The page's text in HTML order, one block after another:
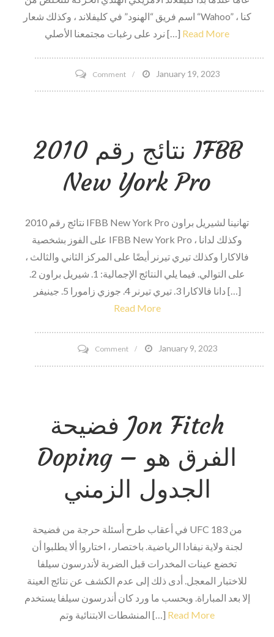
اسم فريق “الهنود” في كليفلاند ، وكذلك شعار “Wahoo” ، كنا
نرد على رغبات مجتمعنا الأصلي […] Read More
Commenton
Group
Pushes
لتعديل
الاسم
كليفلاند
MLB
January 19, 2023
2010 نتائج رقم IFBB
New York Pro
2010 نتائج رقم IFBB New York Pro تهانينا لشيريل براون
على الفوز بشخصية IFBB New York Pro ، وكذلك لدانا
فالاكارا وكذلك تيري تيرنر أيضًا على المركز الثاني والثالث ،
على التوالي. فيما يلي النتائج الإجمالية: 1. شيريل براون 2.
دانا فالاكارا 3. تيري تيرنر 4. جوزي زامورا 5. جينيفر […]
Read More
Commenton
2010
IFBB
New
January 9, 2023
فضيحة Jon Fitch
Doping – الفرق هو
الجدول الزمني
في أعقاب طرح أسئلة حرجة من فضيحة UFC 183 من
لجنة ولاية نيفادا الرياضية. باختصار ، اختاروا ألا يطلبوا أن
تخضع عينات المخدرات قبل الضربة لأندرسون سيلفا
للاختبار المعجل. أدى ذلك إلى عدم الكشف عن نتائج العينة
إلا بعد المباراة. وبحسب ما ورد كان أندرسون سيلفا يستخدم
المنشطات الابتنائية وتم […] Read More